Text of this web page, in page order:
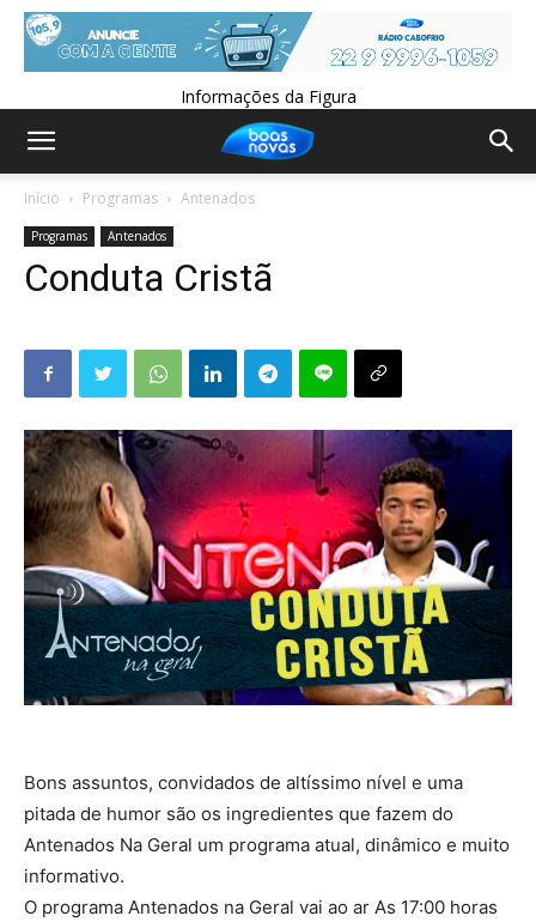
Informações da Figura
Início Programas Antenados
Programas Antenados
Conduta Cristã
Bons assuntos, convidados de altíssimo nível e uma
pitada de humor são os ingredientes que fazem do
Antenados Na Geral um programa atual, dinâmico e muito
informativo.
O programa Antenados na Geral vai ao ar As 17:00 horas